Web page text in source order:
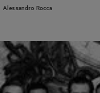
Alessandro Rocca